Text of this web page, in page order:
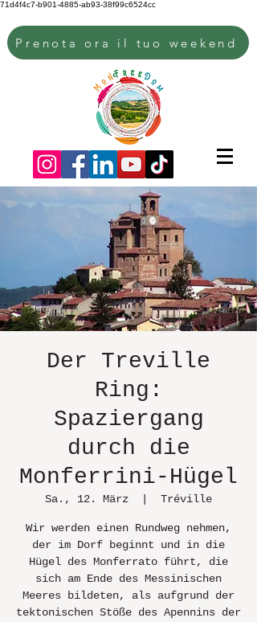
71d4f4c7-b901-4885-ab93-38f99c6524cc
Prenota ora il tuo weekend
Der Treville
Ring:
Spaziergang
durch die
Monferrini-Hügel
Sa., 12. März Tréville
Wir werden einen Rundweg nehmen,
der im Dorf beginnt und in die
Hügel des Monferrato führt, die
sich am Ende des Messinischen
Meeres bildeten, als aufgrund der
tektonischen Stöße des Apennins der